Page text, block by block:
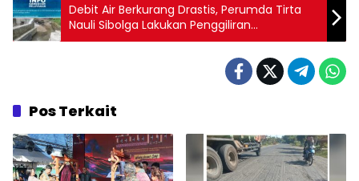
Debit Air Berkurang Drastis, Perumda Tirta
Nauli Sibolga Lakukan Penggiliran
Pendistribusian Air
Pos Terkait